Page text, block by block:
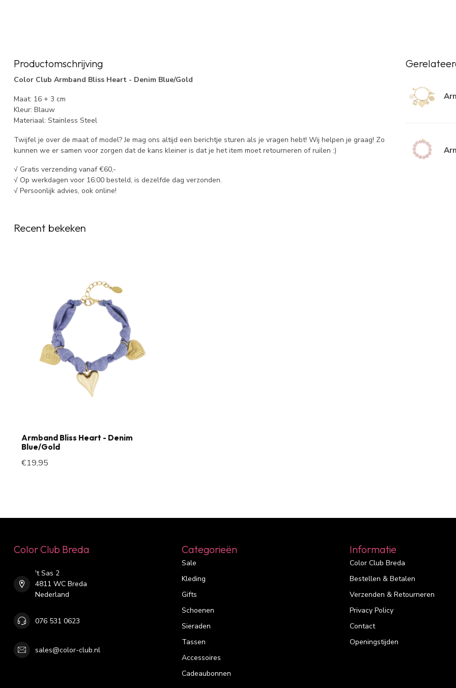
Productomschrijving
Color Club Armband Bliss Heart - Denim Blue/Gold
Maat: 16 + 3 cm
Kleur: Blauw
Materiaal: Stainless Steel
Twijfel je over de maat of model? Je mag ons altijd een berichtje sturen als je vragen hebt! Wij helpen je graag! Zo
kunnen we er samen voor zorgen dat de kans kleiner is dat je het item moet retourneren of ruilen :)
√ Gratis verzending vanaf €60,-
√ Op werkdagen voor 16:00 besteld, is dezelfde dag verzonden.
√ Persoonlijk advies, ook online!
Recent bekeken
Armband Bliss Heart - Denim
Blue/Gold
€19,95
Color Club Breda
't Sas 2
4811 WC Breda
Nederland
076 531 0623
sales@color-club.nl
Categorieën
Sale
Kleding
Gifts
Schoenen
Sieraden
Tassen
Accessoires
Cadeaubonnen
Informatie
Color Club Breda
Bestellen & Betalen
Verzenden & Retourneren
Privacy Policy
Contact
Openingstijden